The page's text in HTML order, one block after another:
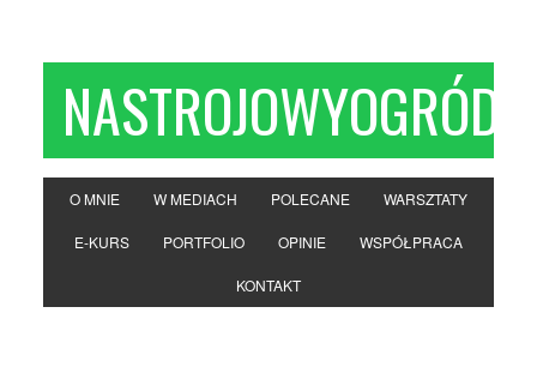
NASTROJOWYOGRÓD
O MNIE W MEDIACH POLECANE WARSZTATY
E-KURS PORTFOLIO OPINIE WSPÓŁPRACA
KONTAKT